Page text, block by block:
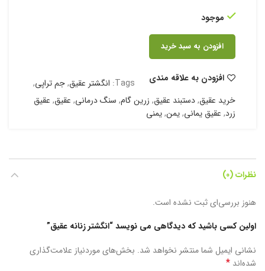
موجود
افزودن به سبد خرید
افزودن به علاقه مندی Tags: انگشتر عقیق,جم تراپی,
خرید عقیق,دستبند عقیق, زرین گام, سنگ درمانی, عقیق, عقیق
زرد, عقیق یمانی,یمن,یمنی
نظرات (0)
هنوز بررسی‌ای ثبت نشده است.
اولین کسی باشید که دیدگاهی می نویسد “انگشتر زنانه عقیق”
نشانی ایمیل شما منتشر نخواهد شد. بخش‌های موردنیاز علامت‌گذاری
شده‌اند *